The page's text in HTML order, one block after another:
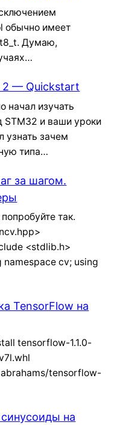
обычно имеет
Думаю,
2 — Quickstart
начал изучать
STM32 и ваши уроки
узнать зачем
типа…
за шагом.
так.
<stdlib.h>
cv; using
TensorFlow на
tensorflow-1.1.0-
tensorflow-
синусоиды на